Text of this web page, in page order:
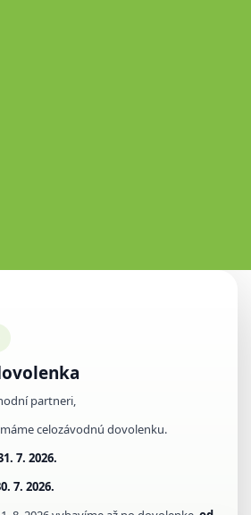
partneri,
máme celozávodnú dovolenku.
7. 2026.
7. 2026.